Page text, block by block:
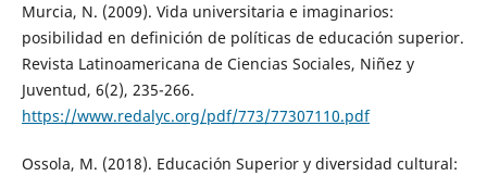
Murcia, N. (2009). Vida universitaria e imaginarios:
posibilidad en definición de políticas de educación superior.
Revista Latinoamericana de Ciencias Sociales, Niñez y
Juventud, 6(2), 235-266.
https://www.redalyc.org/pdf/773/77307110.pdf
Ossola, M. (2018). Educación Superior y diversidad cultural: